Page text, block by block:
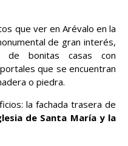
que ver en Arévalo en la
de gran interés,
de bonitas casas con
que se encuentran
o piedra.
la fachada trasera de
de Santa María y la